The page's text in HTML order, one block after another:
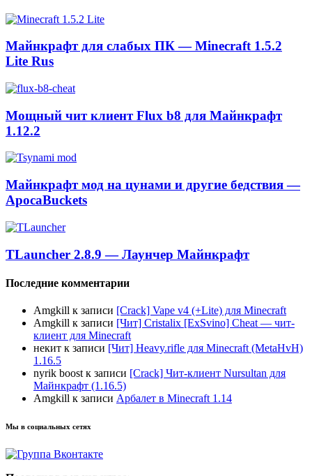
Майнкрафт для слабых ПК — Minecraft 1.5.2
Lite Rus
Мощный чит клиент Flux b8 для Майнкрафт
1.12.2
Майнкрафт мод на цунами и другие бедствия —
ApocaBuckets
TLauncher 2.8.9 — Лаунчер Майнкрафт
Последние комментарии
Amgkill к записи [Crack] Vape v4 (+Lite) для Minecraft
Amgkill к записи [Чит] Cristalix [ExSvino] Cheat — чит-
клиент для Minecraft
некит к записи [Чит] Heavy.rifle для Minecraft (MetaHvH)
1.16.5
nyrik boost к записи [Crack] Чит-клиент Nursultan для
Майнкрафт (1.16.5)
Amgkill к записи Арбалет в Minecraft 1.14
Мы в социальных сетях